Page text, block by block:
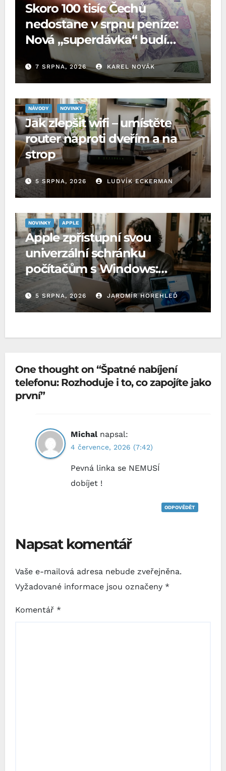
Skoro 100 tisíc Čechů
nedostane v srpnu peníze:
Nová „superdávka“ budí
rozpaky
7 SRPNA, 2026 KAREL NOVÁK
NÁVODY NOVINKY
Jak zlepšit wifi – umístěte
router naproti dveřím a na
strop
5 SRPNA, 2026 LUDVÍK ECKERMAN
NOVINKY APPLE
Apple zpřístupní svou
univerzální schránku
počítačům s Windows:
Microsoft o to požádal EU
5 SRPNA, 2026 JAROMÍR HOREHLEĎ
One thought on “Špatné nabíjení
telefonu: Rozhoduje i to, co zapojíte jako
první”
Michal napsal:
4 července, 2026 (7:42)
Pevná linka se NEMUSÍ
dobíjet !
ODPOVĚDĚT
Napsat komentář
Vaše e-mailová adresa nebude zveřejněna.
Vyžadované informace jsou označeny *
Komentář *